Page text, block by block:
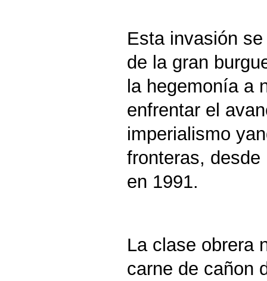
Esta invasión
de la gran
la hegemonía a
enfrentar el
imperialismo
fronteras,
en 1991.
La clase obrera
carne de cañon